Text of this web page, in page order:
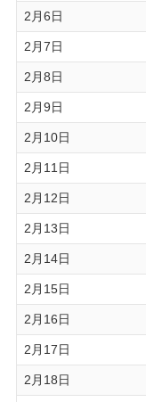
2月6日
2月7日
2月8日
2月9日
2月10日
2月11日
2月12日
2月13日
2月14日
2月15日
2月16日
2月17日
2月18日